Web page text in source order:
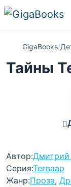
GigaBooks/
Тайны
Автор:Дмитрий
Серия:Тегваар
Жанр:Проза,